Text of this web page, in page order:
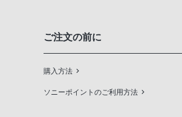
ご注文の前に
購入方法
ソニーポイントのご利用方法